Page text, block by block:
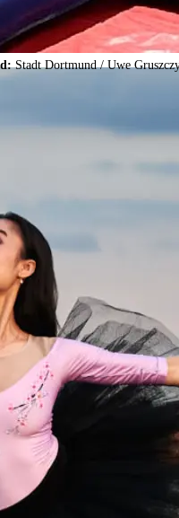
Stadt Dortmund /Uwe